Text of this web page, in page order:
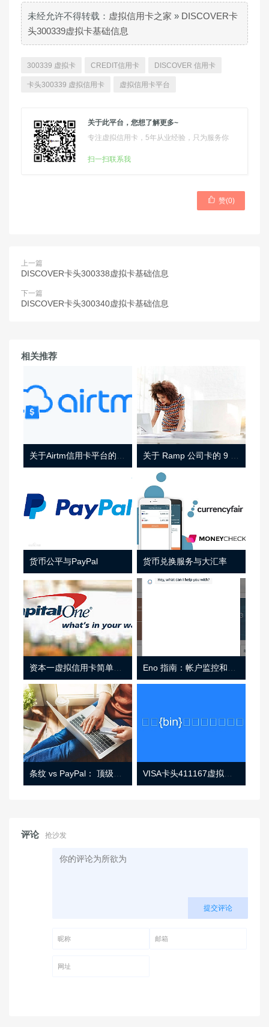
未经允许不得转载： 虚拟信用卡之家 » DISCOVER卡
头300339虚拟卡基础信息
300339 虚拟卡 CREDIT信用卡 DISCOVER 信用卡
卡头300339 虚拟信用卡 虚拟信用卡平台
关于此平台，您想了解更多~
专注虚拟信用卡，5年从业经验，只为服务你
扫一扫联系我
 赞(0)
上一篇
DISCOVER卡头300338虚拟卡基础信息
下一篇
DISCOVER卡头300340虚拟卡基础信息
相关推荐
货币公平与PayPal 货币兑换服务与大汇率
资本一虚拟信用卡简单介绍
条纹 vs PayPal： 顶级功能， 定价 （和更多！ VISA卡头411167虚拟卡基础信息
评论 抢沙发
提交评论